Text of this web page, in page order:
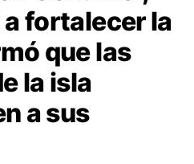
fortalecer la
que las
la isla
a sus